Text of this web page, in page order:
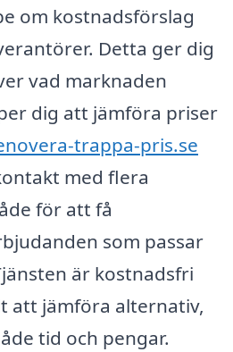
om kostnadsförslag
Detta ger dig
vad marknaden
dig att jämföra priser
trappa-pris.se
med flera
för att få
som passar
är kostnadsfri
att jämföra alternativ,
tid och pengar.